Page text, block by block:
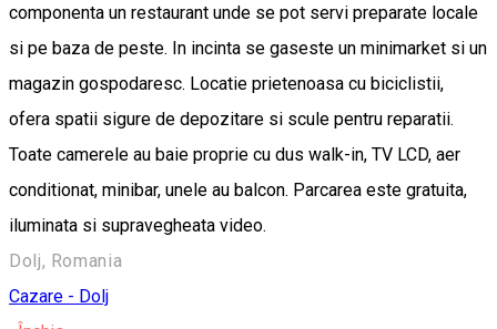
componenta un restaurant unde se pot servi preparate locale
si pe baza de peste. In incinta se gaseste un minimarket si un
magazin gospodaresc. Locatie prietenoasa cu biciclistii,
ofera spatii sigure de depozitare si scule pentru reparatii.
Toate camerele au baie proprie cu dus walk-in, TV LCD, aer
conditionat, minibar, unele au balcon. Parcarea este gratuita,
iluminata si supravegheata video.
Dolj, Romania
Cazare - Dolj